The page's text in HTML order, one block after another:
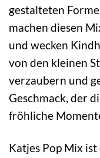
gestalteten
machen diesen
und wecken
von den kleinen
verzaubern und
Geschmack, der
fröhliche
Katjes Pop Mix